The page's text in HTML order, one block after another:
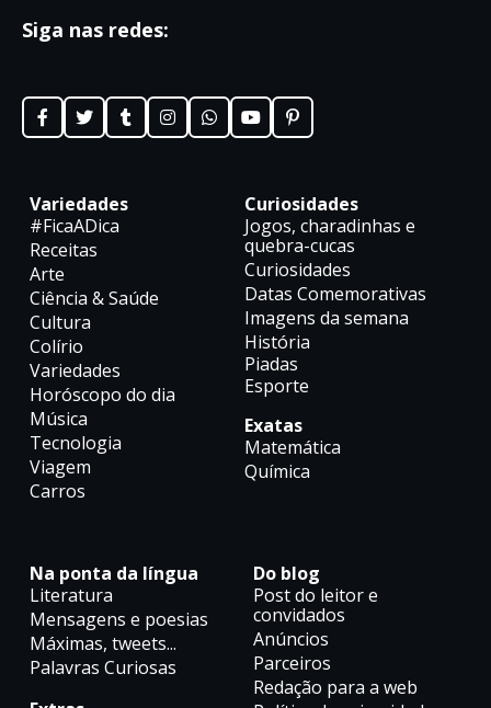
Siga nas redes:
Variedades
#FicaADica
Receitas
Arte
Ciência & Saúde
Cultura
Colírio
Variedades
Horóscopo do dia
Música
Tecnologia
Viagem
Carros
Curiosidades
Jogos, charadinhas e
quebra-cucas
Curiosidades
Datas Comemorativas
Imagens da semana
História
Piadas
Esporte
Exatas
Matemática
Química
Na ponta da língua
Literatura
Mensagens e poesias
Máximas, tweets...
Palavras Curiosas
Do blog
Post do leitor e
convidados
Anúncios
Parceiros
Redação para a web